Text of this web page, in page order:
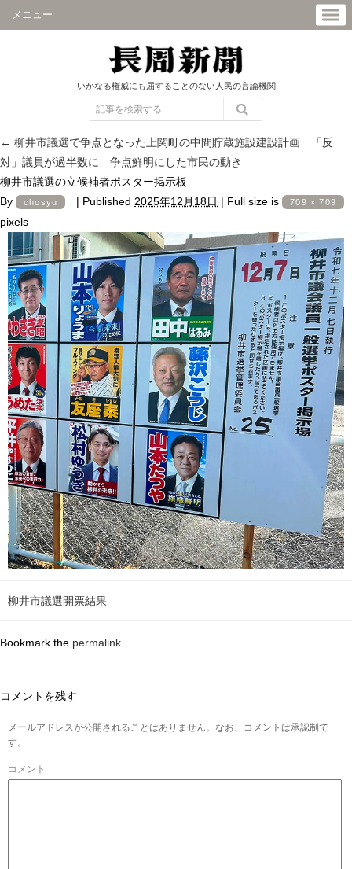
メニュー
いかなる権威にも屈することのない人民の言論機関
← 柳井市議選で争点となった上関町の中間貯蔵施設建設計画 「反
対」議員が過半数に 争点鮮明にした市民の動き
柳井市議選の立候補者ポスター掲示板
By
chosyu | Published 2025年12月18日 | Full size is 709 × 709
pixels
柳井市議選開票結果
Bookmark the permalink
コメントを残す
メールアドレスが公開されることはありません。なお、コメントは承認制で
す。
コメント